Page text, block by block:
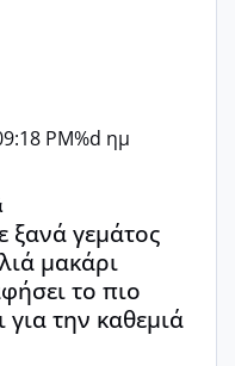
PM%d ημ
και ανεμελιά
ξανά γεμάτος
μακάρι
το πιο
την καθεμιά